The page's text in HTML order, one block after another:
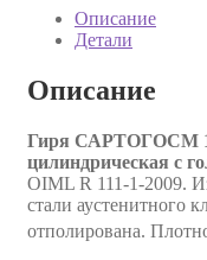
Описание
Детали
Описание
Гиря САРТОГОСМ
цилиндрическая с
OIML R 111-1-2009.
стали аустенитного
отполирована.